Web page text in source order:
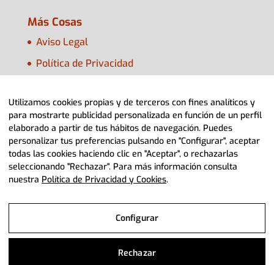
Más Cosas
Aviso Legal
Política de Privacidad
Configurar Cookies
Utilizamos cookies propias y de terceros con fines analíticos y
para mostrarte publicidad personalizada en función de un perfil
elaborado a partir de tus hábitos de navegación. Puedes
personalizar tus preferencias pulsando en "Configurar", aceptar
todas las cookies haciendo clic en "Aceptar", o rechazarlas
seleccionando "Rechazar". Para más información consulta
nuestra Política de Privacidad y Cookies.
Configurar
Rechazar